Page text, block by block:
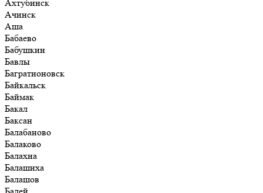
Ахтубинск
Ачинск
Аша
Бабаево
Бабушкин
Бавлы
Багратионовск
Байкальск
Баймак
Бакал
Баксан
Балабаново
Балаково
Балахна
Балашиха
Балашов